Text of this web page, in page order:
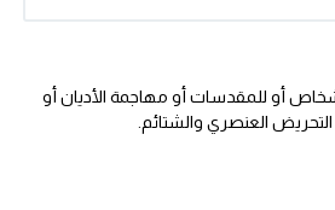
أو للمقدسات أو مهاجمة الأديان أو
التحريض العنصري والشتائم‬.